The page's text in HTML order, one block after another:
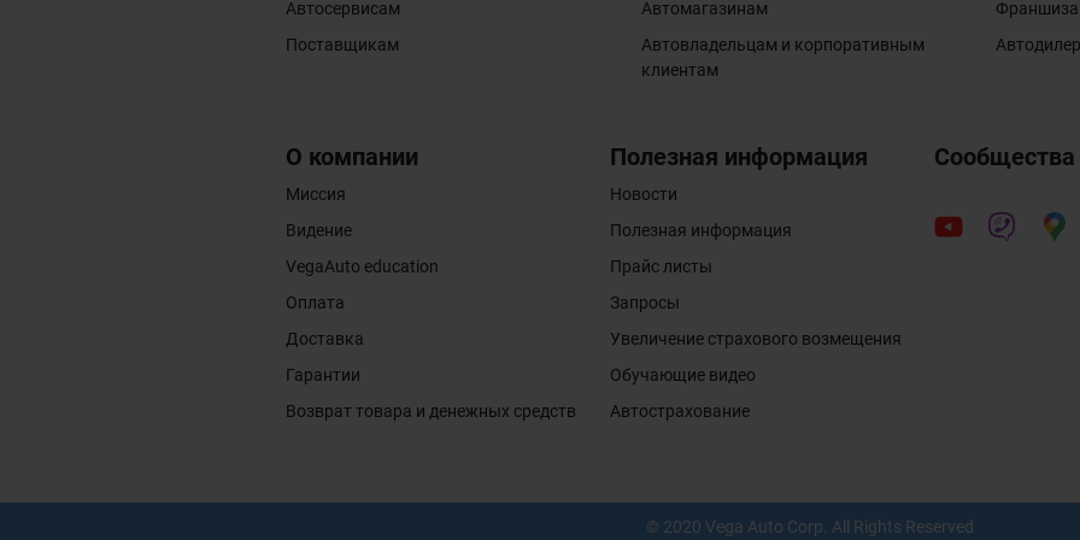
Автосервисам
Поставщикам
Автомагазинам
Автовладельцам и корпоративным
клиентам
Франшиза
О компании
Миссия
Видение
VegaAuto education
Оплата
Доставка
Гарантии
Возврат товара и денежных средств
Полезная информация
Новости
Полезная информация
Прайс листы
Запросы
Увеличение страхового возмещения
Обучающие видео
Автострахование
Сообщества
© 2020 Vega Auto Corp. All Rights Reserved